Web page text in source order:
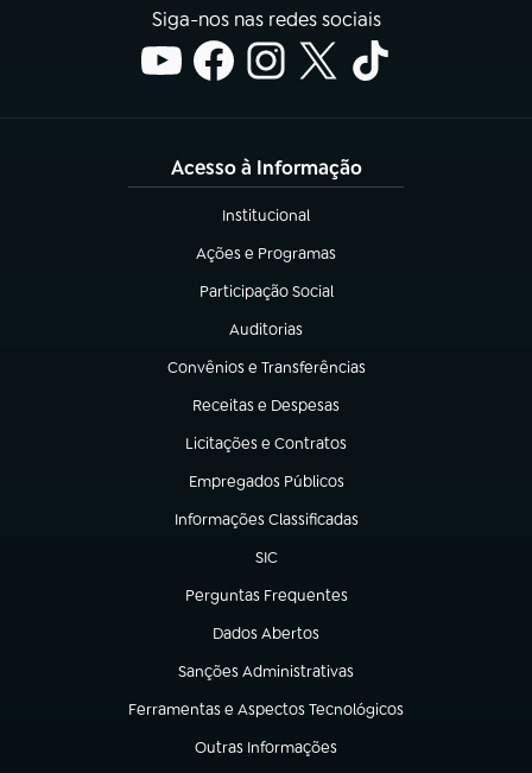
Siga-nos nas redes sociais
Acesso à Informação
Institucional
(abre em nova aba)
Ações e Programas
(abre em nova aba)
Participação Social
(abre em nova aba)
Auditorias
(abre em nova aba)
Convênios e Transferências
(abre em nova aba)
Receitas e Despesas
(abre em nova aba)
Licitações e Contratos
(abre em nova aba)
Empregados Públicos
(abre em nova aba)
Informações Classificadas
(abre em nova aba)
SIC
(abre em nova aba)
Perguntas Frequentes
(abre em nova aba)
Dados Abertos
(abre em nova aba)
Sanções Administrativas
(abre em nova aba)
Ferramentas e Aspectos Tecnológicos
(abre em nova aba)
Outras Informações
(abre em nova aba)